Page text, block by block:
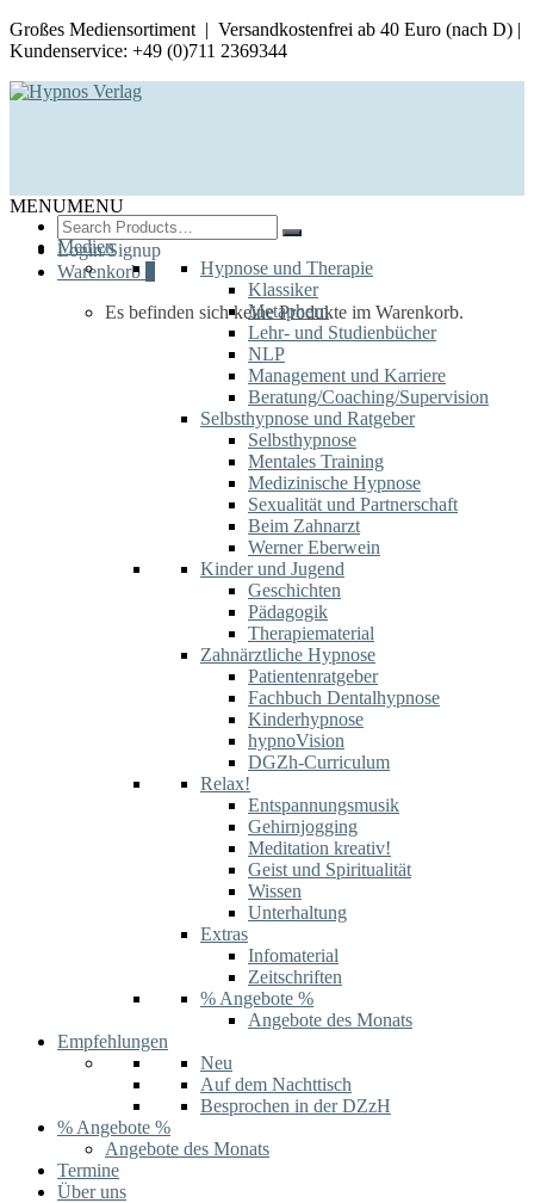
Großes Mediensortiment | Versandkostenfrei ab 40 Euro (nach D) |
Kundenservice: +49 (0)711 2369344
Search
for:
Login/Signup
Warenkorb
Es befinden sich keine Produkte im Warenkorb.
MENUMENU
Medien
Hypnose und Therapie
Klassiker
Metaphern
Lehr- und Studienbücher
NLP
Management und Karriere
Beratung/Coaching/Supervision
Selbsthypnose und Ratgeber
Selbsthypnose
Mentales Training
Medizinische Hypnose
Sexualität und Partnerschaft
Beim Zahnarzt
Werner Eberwein
Kinder und Jugend
Geschichten
Pädagogik
Therapiematerial
Zahnärztliche Hypnose
Patientenratgeber
Fachbuch Dentalhypnose
Kinderhypnose
hypnoVision
DGZh-Curriculum
Relax!
Entspannungsmusik
Gehirnjogging
Meditation kreativ!
Geist und Spiritualität
Wissen
Unterhaltung
Extras
Infomaterial
Zeitschriften
% Angebote %
Angebote des Monats
Empfehlungen
Neu
Auf dem Nachttisch
Besprochen in der DZzH
% Angebote %
Angebote des Monats
Termine
Über uns